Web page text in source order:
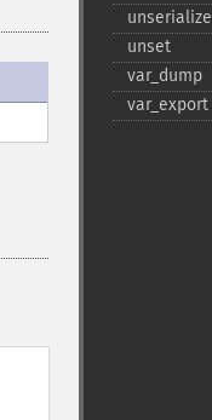
unserialize
unset
var_​dump
var_​export